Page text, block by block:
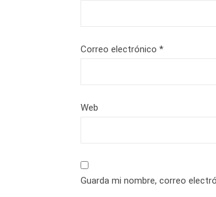
Correo electrónico *
Web
Guarda mi nombre, correo